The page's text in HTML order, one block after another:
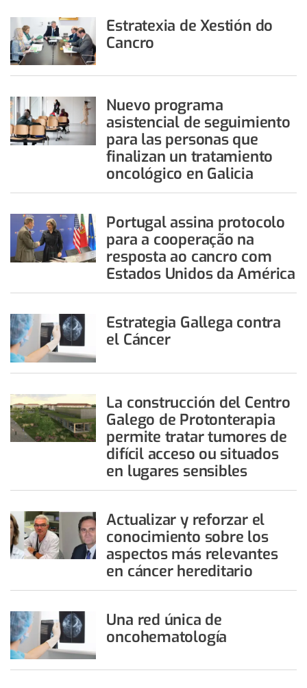
Estratexia de Xestión do
Cancro
Nuevo programa
asistencial de seguimiento
para las personas que
finalizan un tratamiento
oncológico en Galicia
Portugal assina protocolo
para a cooperação na
resposta ao cancro com
Estados Unidos da América
Estrategia Gallega contra
el Cáncer
La construcción del Centro
Galego de Protonterapia
permite tratar tumores de
difícil acceso ou situados
en lugares sensibles
Actualizar y reforzar el
conocimiento sobre los
aspectos más relevantes
en cáncer hereditario
Una red única de
oncohematología